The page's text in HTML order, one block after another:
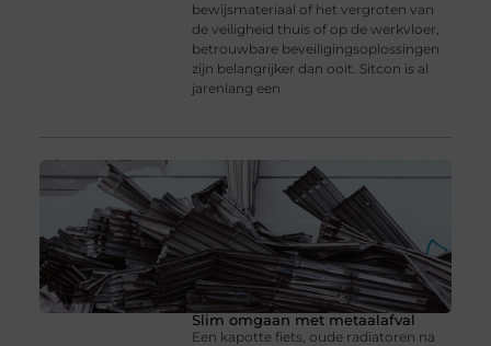
bewijsmateriaal of het vergroten van
de veiligheid thuis of op de werkvloer,
betrouwbare beveiligingsoplossingen
zijn belangrijker dan ooit. Sitcon is al
jarenlang een
Slim omgaan met metaalafval
Een kapotte fiets, oude radiatoren na